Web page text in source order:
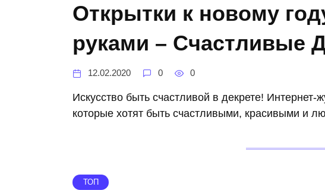
Открытки к новому
руками – Счастливые
12.02.2020 0 0
Искусство быть счастливой в декрете!
которые хотят быть счастливыми, красивыми и
ТОП